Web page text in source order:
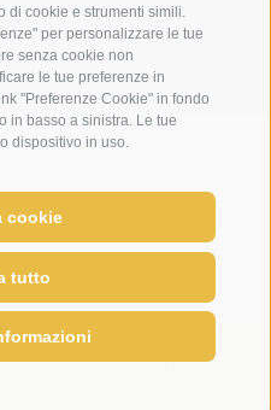
di cookie e strumenti simili.
per personalizzare le tue
senza cookie non
le tue preferenze in
"Preferenze Cookie" in fondo
in basso a sinistra. Le tue
dispositivo in uso.
cookie
tutto relaxUID IT02364640215